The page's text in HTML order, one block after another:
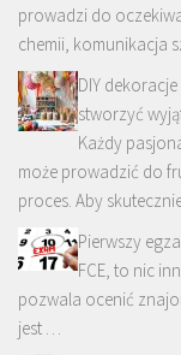
prowadzi do
chemii, komunikacja
DIY
stworzyć
Każdy
może prowadzić do
proces. Aby
Pierwszy
FCE, to nic
pozwala ocenić
jest …